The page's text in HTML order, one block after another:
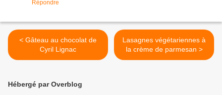
Répondre
< Gâteau au chocolat de
Cyril Lignac
Lasagnes végétariennes à
la crème de parmesan >
Hébergé par Overblog